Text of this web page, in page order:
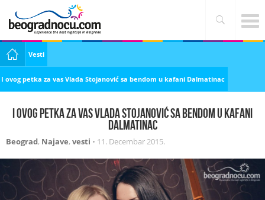
Vesti
I ovog petka za vas Vlada Stojanović sa bendom u kafani Dalmatinac
I ovog petka za vas Vlada Stojanović sa bendom u kafani
Dalmatinac
Beograd, Najave, vesti • 11. Decembar 2015.